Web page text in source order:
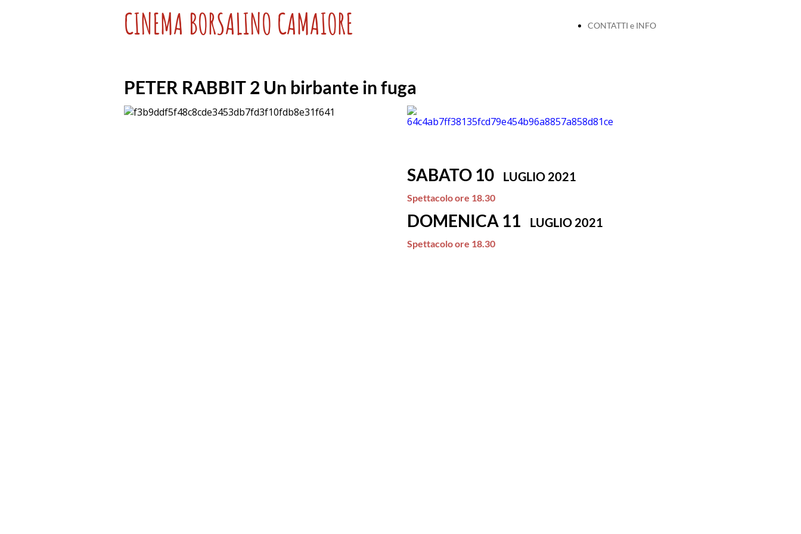
CONTATTI e INFO
CINEMA BORSALINO CAMAIORE
PETER RABBIT 2 Un birbante in fuga
SABATO 10 LUGLIO 2021
Spettacolo ore 18.30
DOMENICA 11 LUGLIO 2021
Spettacolo ore 18.30